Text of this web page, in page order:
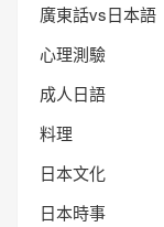
廣東話vs日本語
心理測驗
成人日語
料理
日本文化
日本時事